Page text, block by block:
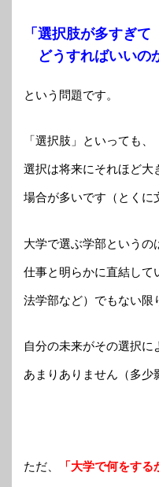
「選択肢が多すぎて
どうすればいいの
という問題です。
「選択肢」といっても
選択は将来にそれほど大
場合が多いです（とくに
大学で選ぶ学部というの
仕事と明らかに直結して
法学部など）でもない限
自分の未来がその選択
あまりありません（多少
ただ、 「大学で何をする